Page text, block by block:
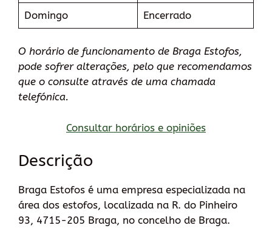
Domingo Encerrado
O horário de funcionamento de Braga Estofos,
pode sofrer alterações, pelo que recomendamos
que o consulte através de uma chamada
telefónica.
Consultar horários e opiniões
Descrição
Braga Estofos é uma empresa especializada na
área dos estofos, localizada na R. do Pinheiro
93, 4715-205 Braga, no concelho de Braga.